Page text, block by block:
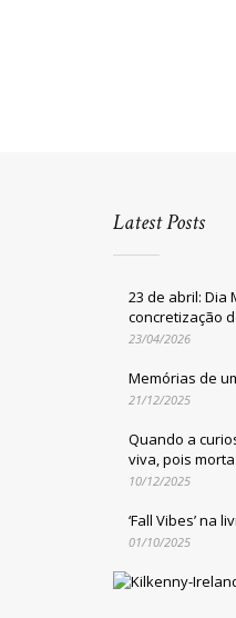
Latest Posts
23 de abril: Dia
concretização
23/04/2026
Memórias de
21/12/2025
Quando a
viva, pois
10/12/2025
‘Fall Vibes’ na
01/10/2025